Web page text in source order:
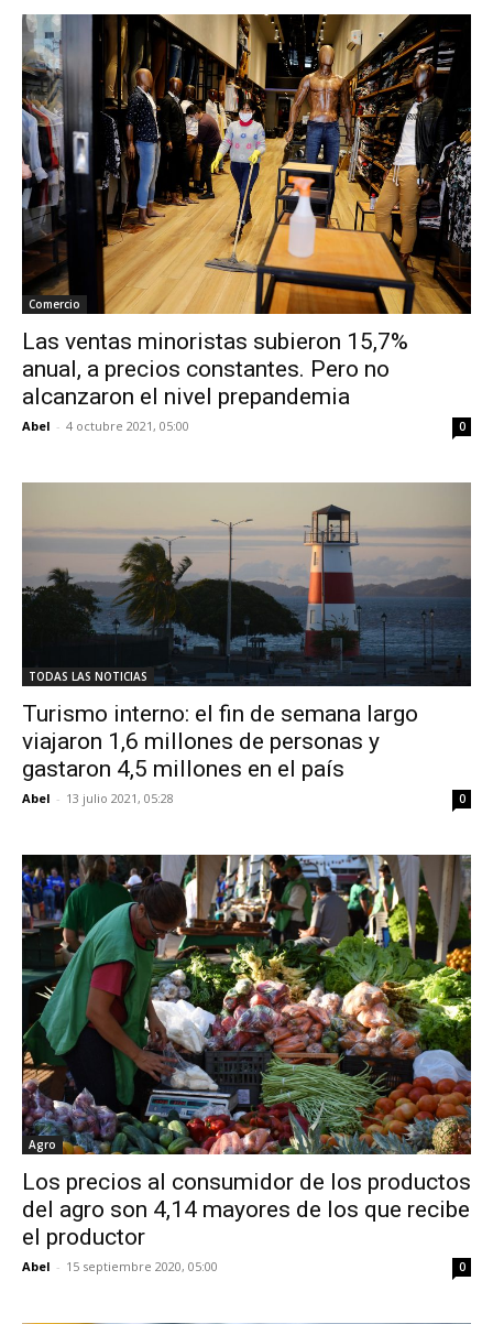
Comercio
Las ventas minoristas subieron 15,7%
anual, a precios constantes. Pero no
alcanzaron el nivel prepandemia
Abel - 4 octubre 2021, 05:00 0
TODAS LAS NOTICIAS
Turismo interno: el fin de semana largo
viajaron 1,6 millones de personas y
gastaron 4,5 millones en el país
Abel - 13 julio 2021, 05:28 0
Agro
Los precios al consumidor de los productos
del agro son 4,14 mayores de los que recibe
el productor
Abel - 15 septiembre 2020, 05:00 0